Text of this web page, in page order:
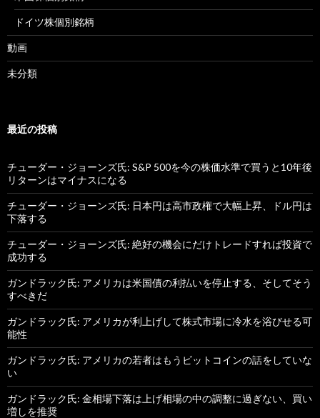
ドイツ株個別銘柄
動画
未分類
最近の投稿
チューダー・ジョーンズ氏: S&P 500を今の株価水準で買うと10年後
リターンはマイナスになる
チューダー・ジョーンズ氏: 日本円は高市政権で大幅上昇、ドル円は
下落する
チューダー・ジョーンズ氏: 絶好の機会にだけトレードすれば投資で
成功する
ガンドラック氏: アメリカは米国債の利払いを停止する、そしてそう
すべきだ
ガンドラック氏: アメリカが利上げして株式市場に冷水を浴びせる可
能性
ガンドラック氏: アメリカの若者はもうビットコインの話をしていな
い
ガンドラック氏: 金相場下落は上げ相場の中の調整に過ぎない、買い
増しを推奨